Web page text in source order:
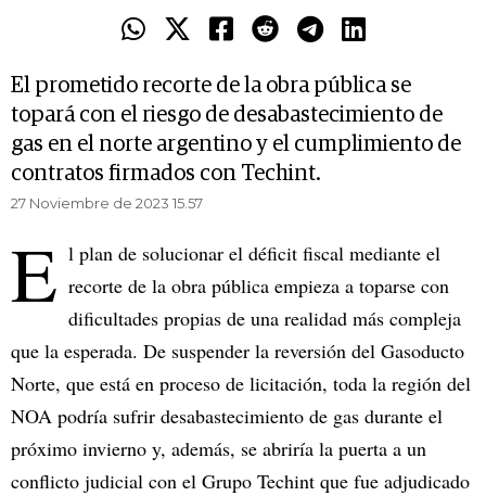
El prometido recorte de la obra pública se
topará con el riesgo de desabastecimiento de
gas en el norte argentino y el cumplimiento de
contratos firmados con Techint.
27 Noviembre de 2023 15.57
E l plan de solucionar el déficit fiscal mediante el
recorte de la obra pública empieza a toparse con
dificultades propias de una realidad más compleja
que la esperada. De suspender la reversión del Gasoducto
Norte, que está en proceso de licitación, toda la región del
NOA podría sufrir desabastecimiento de gas durante el
próximo invierno y, además, se abriría la puerta a un
conflicto judicial con el Grupo Techint que fue adjudicado